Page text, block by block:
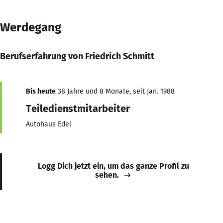
Werdegang
Berufserfahrung von Friedrich Schmitt
Bis heute 38 Jahre und 8 Monate, seit Jan. 1988
Teiledienstmitarbeiter
Autohaus Edel
Logg Dich jetzt ein, um das ganze Profil zu
sehen.